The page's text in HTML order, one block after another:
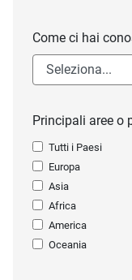
Come ci hai
Principali aree o
Tutti i Paesi
Europa
Asia
Africa
America
Oceania